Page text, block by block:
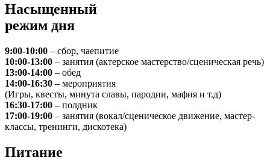
Насыщенный
режим дня
9:00-10:00 – сбор, чаепитие
10:00-13:00 – занятия (актерское мастерство/сценическая речь)
13:00-14:00 – обед
14:00-16:30 – мероприятия
(Игры, квесты, минута славы, пародии, мафия и т.д)
16:30-17:00 – полдник
17:00-19:00 – занятия (вокал/сценическое движение, мастер-
классы, тренинги, дискотека)
Питание